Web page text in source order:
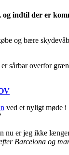
der er
og bære
sårbar overfor
ved et nyligt møde i
er jeg ikke
Barcelona og